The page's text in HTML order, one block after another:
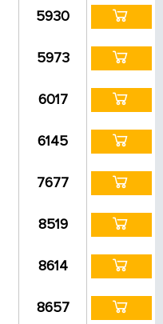
5930
5973
6017
6145
7677
8519
8614
8657